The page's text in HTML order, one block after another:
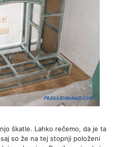
škatle. Lahko rečemo, da je ta
so že na tej stopnji položeni